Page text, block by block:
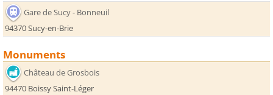
Gare de Sucy - Bonneuil
94370 Sucy-en-Brie
Monuments
Château de Grosbois
94470 Boissy Saint-Léger